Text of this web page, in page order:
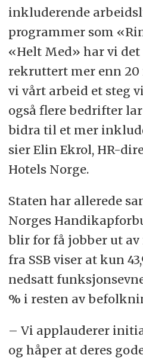
inkluderende
programmer som
«Helt Med» har vi det
rekruttert mer enn 20
vi vårt arbeid et steg
også flere bedrifter
bidra til et mer
sier Elin Ekrol, HR-
Hotels Norge.
Staten har allerede
Norges
blir for få jobber ut
fra SSB viser at kun
nedsatt
% i resten av
– Vi applauderer
og håper at deres